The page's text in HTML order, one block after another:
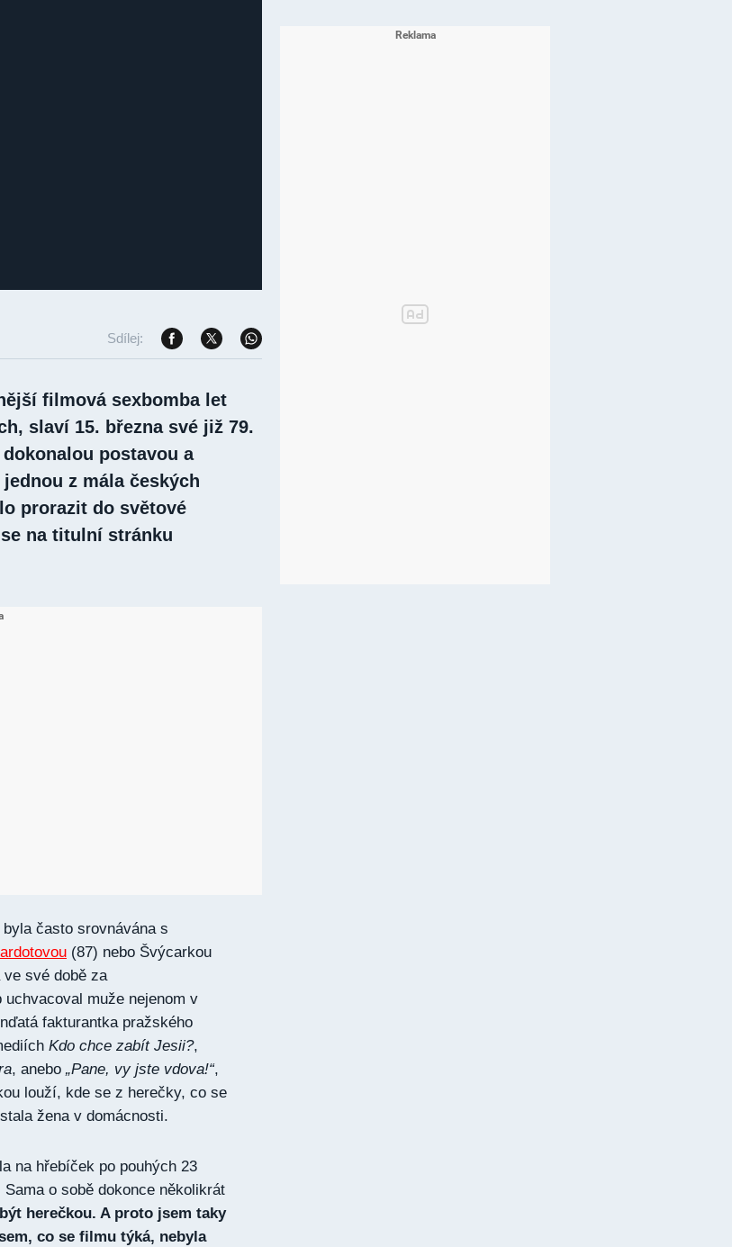
Sdílej:
filmová sexbomba let
slaví 15. března své již 79.
postavou a
z mála českých
prorazit do světové
na titulní stránku
často srovnávána s
(87) nebo Švýcarkou
ve své době za
muže nejenom v
fakturantka pražského
Kdo chce zabít Jesii?,
, anebo „Pane, vy jste vdova!“,
louží, kde se z herečky, co se
žena v domácnosti.
na hřebíček po pouhých 23
o sobě dokonce několikrát
herečkou. A proto jsem taky
co se filmu týká, nebyla